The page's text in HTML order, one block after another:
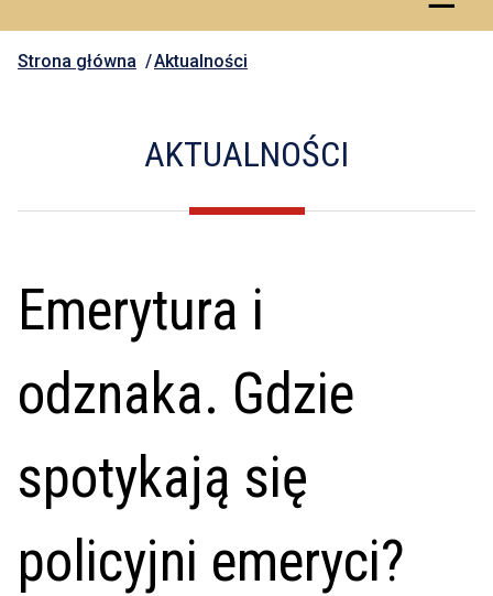
Strona główna Aktualności
AKTUALNOŚCI
Emerytura i
odznaka. Gdzie
spotykają się
policyjni emeryci?